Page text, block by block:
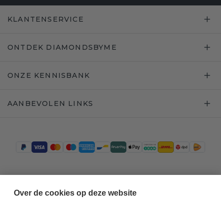
KLANTENSERVICE
ONTDEK DIAMONDSBYME
ONZE KENNISBANK
AANBEVOLEN LINKS
Over de cookies op deze website